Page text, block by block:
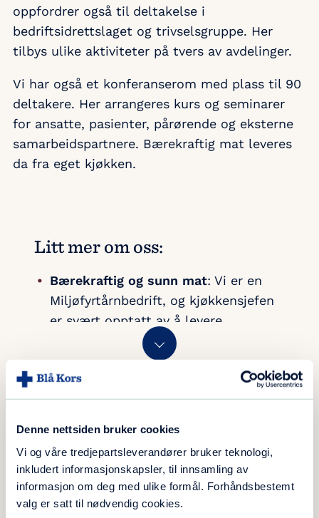
Denne nettsiden bruker cookies
Vi og våre tredjepartsleverandører bruker teknologi,
inkludert informasjonskapsler, til innsamling av
informasjon om deg med ulike formål. Forhåndsbestemt
valg er satt til nødvendig cookies.
oppfordrer også til deltakelse i
bedriftsidrettslaget og trivselsgruppe. Her
tilbys ulike aktiviteter på tvers av avdelinger.
Vi har også et konferanserom med plass til 90
deltakere. Her arrangeres kurs og seminarer
for ansatte, pasienter, pårørende og eksterne
samarbeidspartnere. Bærekraftig mat leveres
da fra eget kjøkken.
Litt mer om oss:
Bærekraftig og sunn mat: Vi er en
Miljøfyrtårnbedrift, og kjøkkensjefen
er svært opptatt av å levere
bærekraftig og sunn mat til
avdelingene og vår felles kantine.
Kjøkkenet er lærlingbedrift, og tar
ofte inn både lærlinger og
vedlikehold av våre arealer, både ute
og inne, samt renhold av
fellesarealer og pasientrom.
FOR MER INFORMASJON
Se vårt organisasjonskart
Kontakt oss
Kontaktskjema for henvendelser